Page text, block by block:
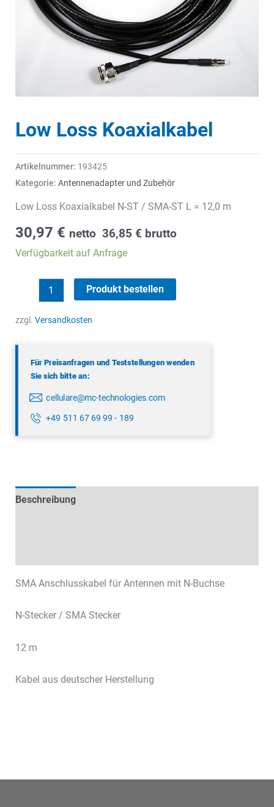
Low Loss Koaxialkabel
Artikelnummer: 193425
Kategorie: Antennenadapter und Zubehör
Low Loss Koaxialkabel N-ST / SMA-ST L = 12,0 m
30,97 € netto 36,85 € brutto
Verfügbarkeit auf Anfrage
Koaxialkabel
Produkt bestellen
zzgl. Versandkosten
Für Preisanfragen und Teststellungen wenden
Sie sich bitte an:
cellulare@mc-technologies.com
+49 511 67 69 99 - 189
Beschreibung
SMA Anschlusskabel für Antennen mit N-Buchse
N-Stecker / SMA Stecker
12 m
Kabel aus deutscher Herstellung